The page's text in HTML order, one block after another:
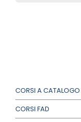
CORSI A CATALOGO
CORSI FAD